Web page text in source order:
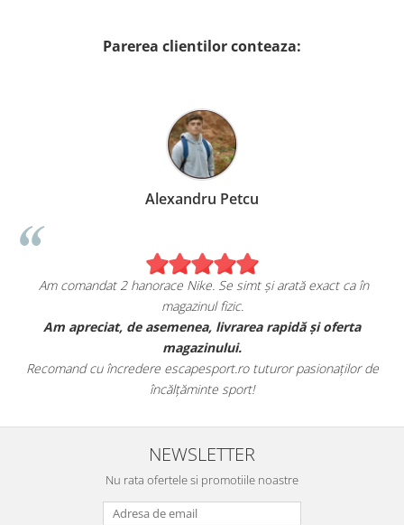
Parerea clientilor conteaza:
Alexandru Petcu
Am comandat 2 hanorace Nike. Se simt și arată exact ca în
magazinul fizic.
Am apreciat, de asemenea, livrarea rapidă și oferta
magazinului.
Recomand cu încredere escapesport.ro tuturor pasionaților de
încălțăminte sport!
NEWSLETTER
Nu rata ofertele si promotiile noastre